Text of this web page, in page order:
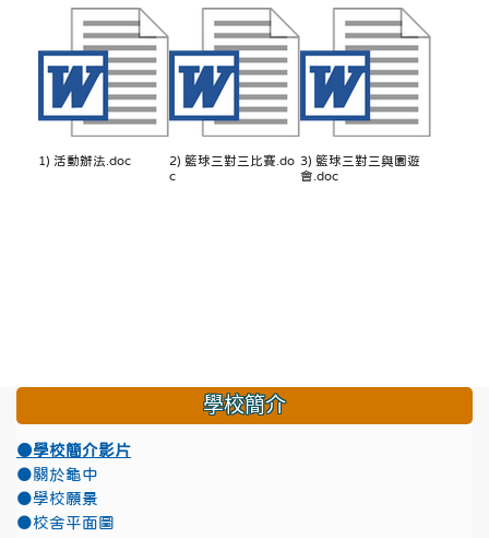
1) 活動辦法.doc
2) 籃球三對三比賽.do
c
3) 籃球三對三與園遊
會.doc
學校簡介
●學校簡介影片
●關於龜中
●學校願景
●校舍平面圖